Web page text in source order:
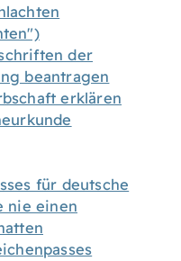
der
beantragen
erklären
für deutsche
nie einen